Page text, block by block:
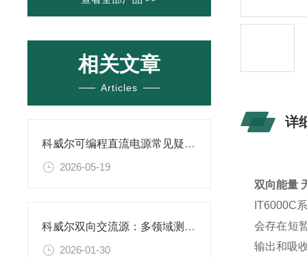
相关文章
Articles
科威尔可编程直流电源常见疑问解析
2026-05-19
科威尔双向交流源：多领域测试的国产化高效电源装备
2026-01-30
详
双向能量
IT6000C
会存在短
输出和吸